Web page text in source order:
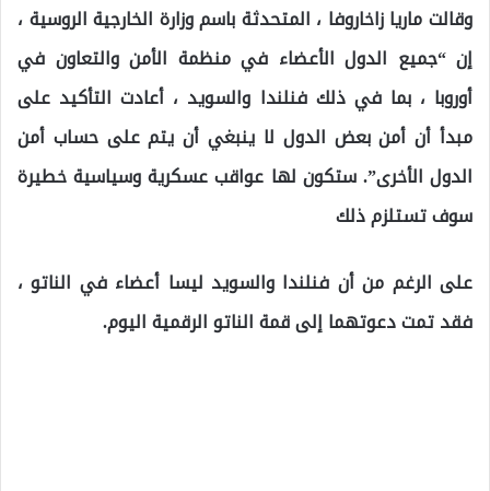
وقالت ماريا زاخاروفا ، المتحدثة باسم وزارة الخارجية الروسية ،
إن “جميع الدول الأعضاء في منظمة الأمن والتعاون في
أوروبا ، بما في ذلك فنلندا والسويد ، أعادت التأكيد على
مبدأ أن أمن بعض الدول لا ينبغي أن يتم على حساب أمن
الدول الأخرى”. ستكون لها عواقب عسكرية وسياسية خطيرة
سوف تستلزم ذلك
على الرغم من أن فنلندا والسويد ليسا أعضاء في الناتو ،
فقد تمت دعوتهما إلى قمة الناتو الرقمية اليوم.